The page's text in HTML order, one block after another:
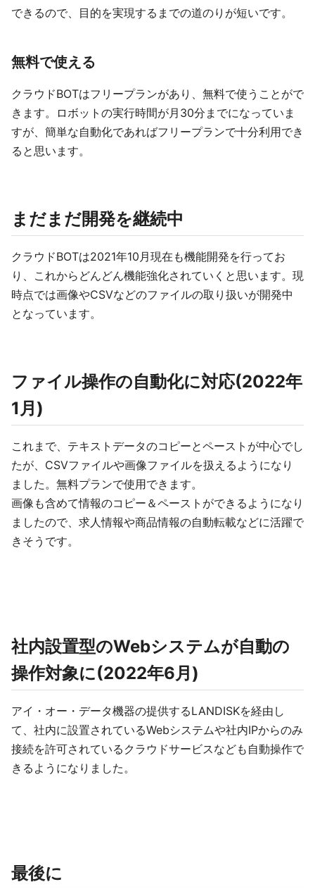
できるので、目的を実現するまでの道のりが短いです。
無料で使える
クラウドBOTはフリープランがあり、無料で使うことがで
きます。ロボットの実行時間が月30分までになっていま
すが、簡単な自動化であればフリープランで十分利用でき
ると思います。
まだまだ開発を継続中
クラウドBOTは2021年10月現在も機能開発を行ってお
り、これからどんどん機能強化されていくと思います。現
時点では画像やCSVなどのファイルの取り扱いが開発中
となっています。
ファイル操作の自動化に対応(2022年
1月)
これまで、テキストデータのコピーとペーストが中心でし
たが、CSVファイルや画像ファイルを扱えるようになり
ました。無料プランで使用できます。
画像も含めて情報のコピー＆ペーストができるようになり
ましたので、求人情報や商品情報の自動転載などに活躍で
きそうです。
社内設置型のWebシステムが自動の
操作対象に(2022年6月)
アイ・オー・データ機器の提供するLANDISKを経由し
て、社内に設置されているWebシステムや社内IPからのみ
接続を許可されているクラウドサービスなども自動操作で
きるようになりました。
最後に